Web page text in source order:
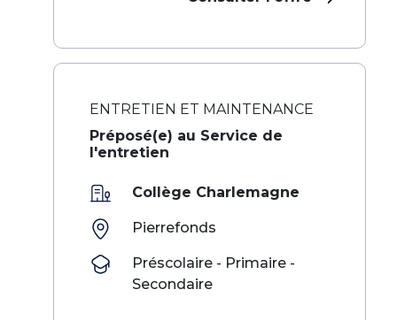
ENTRETIEN ET MAINTENANCE
Préposé(e) au Service de
l'entretien
Collège Charlemagne
Pierrefonds
Préscolaire - Primaire -
Secondaire